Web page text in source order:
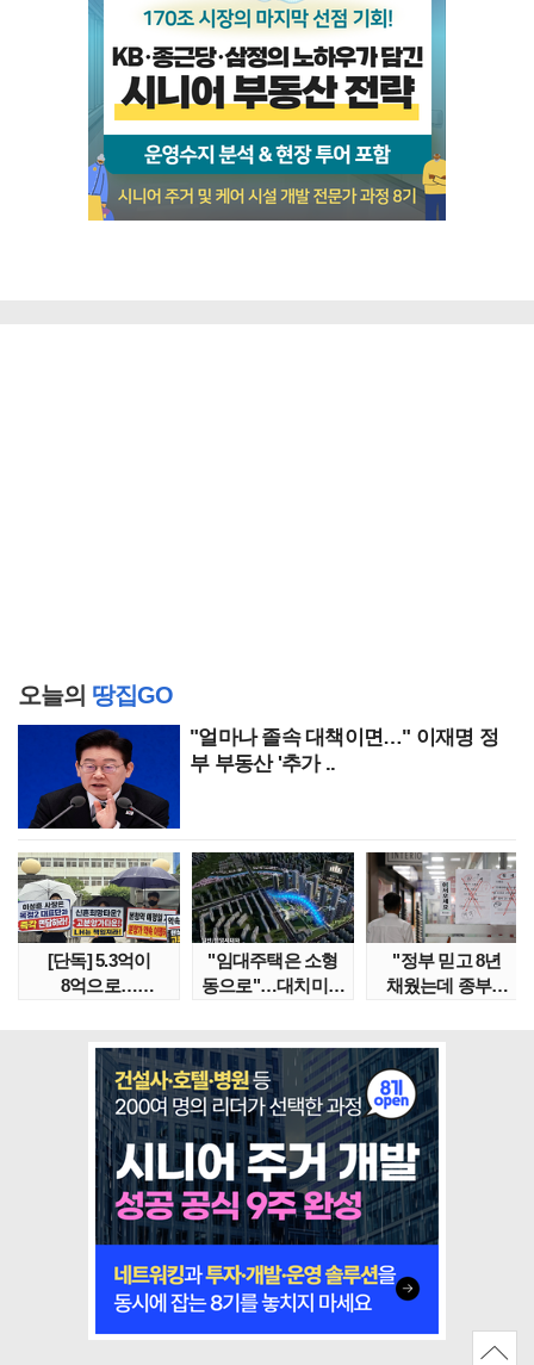
오늘의 땅집GO
"얼마나 졸속 대책이면…" 이재명 정
부 부동산 '추가 ..
[단독] 5.3억이
8억으로…
"임대주택은 소형
동으로"…대치미도
"정부 믿고 8년
채웠는데 종부세